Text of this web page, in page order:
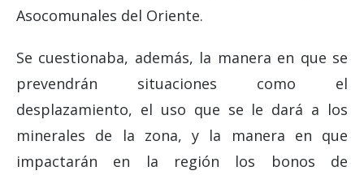
Asocomunales del Oriente.
Se cuestionaba, además, la manera en que se
prevendrán situaciones como el
desplazamiento, el uso que se le dará a los
minerales de la zona, y la manera en que
impactarán en la región los bonos de